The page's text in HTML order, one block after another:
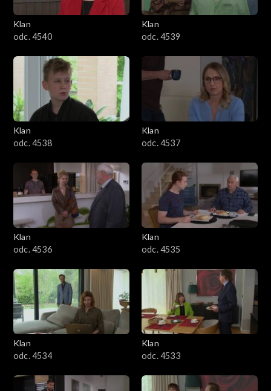
Klan
odc. 4540
Klan
odc. 4539
Klan
odc. 4538
Klan
odc. 4537
Klan
odc. 4536
Klan
odc. 4535
Klan
odc. 4534
Klan
odc. 4533